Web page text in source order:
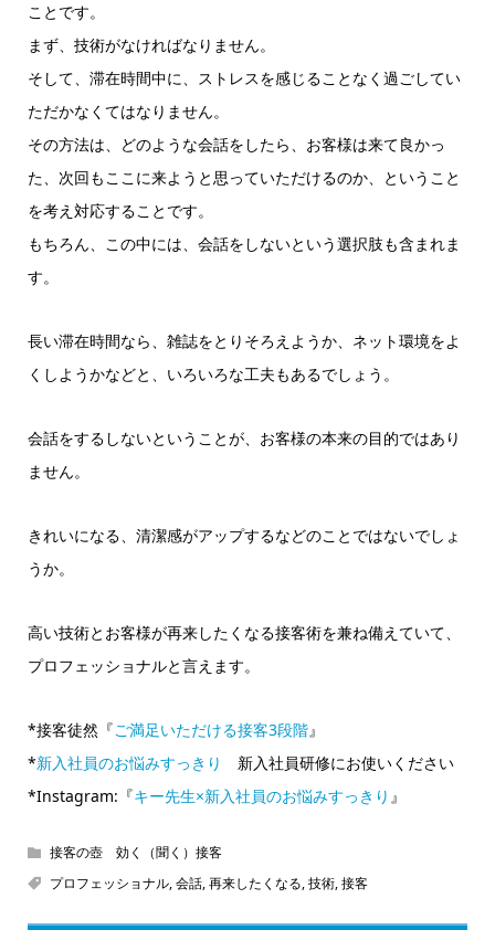
ことです。
まず、技術がなければなりません。
そして、滞在時間中に、ストレスを感じることなく過ごしてい
ただかなくてはなりません。
その方法は、どのような会話をしたら、お客様は来て良かっ
た、次回もここに来ようと思っていただけるのか、ということ
を考え対応することです。
もちろん、この中には、会話をしないという選択肢も含まれま
す。
長い滞在時間なら、雑誌をとりそろえようか、ネット環境をよ
くしようかなどと、いろいろな工夫もあるでしょう。
会話をするしないということが、お客様の本来の目的ではあり
ません。
きれいになる、清潔感がアップするなどのことではないでしょ
うか。
高い技術とお客様が再来したくなる接客術を兼ね備えていて、
プロフェッショナルと言えます。
*接客徒然『ご満足いただける接客3段階』
*新入社員のお悩みすっきり
新入社員研修にお使いください
*Instagram:『キー先生×新入社員のお悩みすっきり 』
接客の壺 効く（聞く）接客
プロフェッショナル,会話,再来したくなる,技術,接客